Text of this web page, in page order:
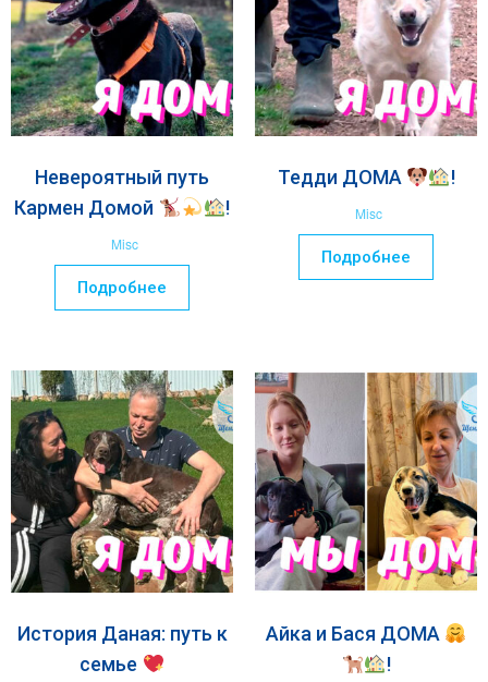
Невероятный путь
Кармен Домой
!
Misc
Подробнее
Тедди ДОМА !
Misc
Подробнее
История Даная: путь к
семье
Айка и Бася ДОМА
!